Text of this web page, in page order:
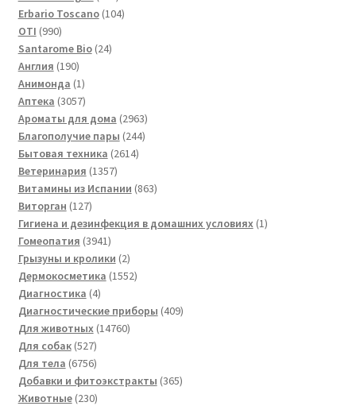
товара
Erbario Toscano 104104
OTI 990990
товаров
Santarome Bio 2424
Англия 190190
товаров
Анимонда 11
товар
Аптека 30573057
товаров
Ароматы для дома 29632963
товара
Благополучие пары 244244
Бытовая техника 26142614
Ветеринария 13571357
товаров
Витамины из Испании 863863
Виторган 127127
товаров
Гигиена и дезинфекция в домашних условиях 11
Гомеопатия 39413941
товар
Грызуны и кролики 22
товара
Дермокосметика 15521552
Диагностика 44
товара
Диагностические приборы 409409
Для животных 1476014760
Для собак 527527
товаров
Для тела 67566756
товаров
Добавки и фитоэкстракты 365365
Животные 230230